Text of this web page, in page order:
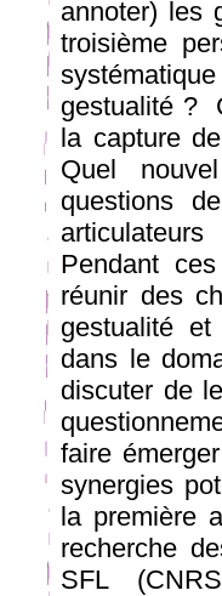
annoter) les
troisième
gestualité ?
la capture
Quel
questions
Pendant
réunir des
gestualité
dans le
discuter de
faire
synergies
la première
recherche
SFL